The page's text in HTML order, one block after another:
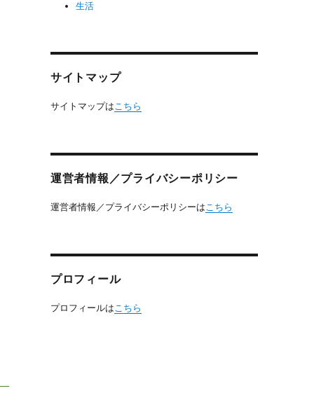
生活
サイトマップ
サイトマップはこちら
運営者情報／プライバシーポリシー
運営者情報／プライバシーポリシーはこちら
プロフィール
プロフィールはこちら